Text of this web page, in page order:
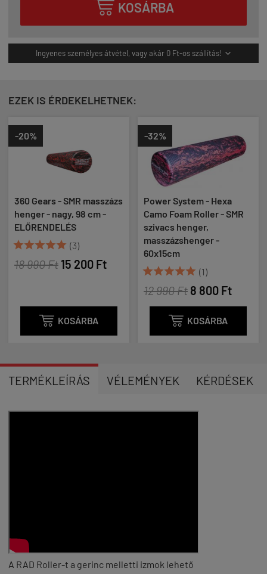
 KOSÁRBA
Ingyenes személyes átvétel, vagy akár 0 Ft-os szállítás! 
EZEK IS ÉRDEKELHETNEK:
-20%
360 Gears - SMR masszázs
henger - nagy, 98 cm -
ELŐRENDELÉS
(3)
18 990 Ft15 200 Ft
 KOSÁRBA
-32%
Power System - Hexa
Camo Foam Roller - SMR
szivacs henger,
masszázshenger -
60x15cm
(1)
12 990 Ft8 800 Ft
 KOSÁRBA
TERMÉKLEÍRÁS VÉLEMÉNYEK KÉRDÉSEK
A RAD Roller-t a gerinc melletti izmok lehető